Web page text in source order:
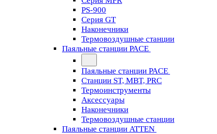
PS-900
Серия GT
Наконечники
Термовоздушные станции
Паяльные станции PACE
Паяльные станции PACE
Станции ST, MBT, PRC
Термоинструменты
Аксессуары
Наконечники
Термовоздушные станции
Паяльные станции ATTEN